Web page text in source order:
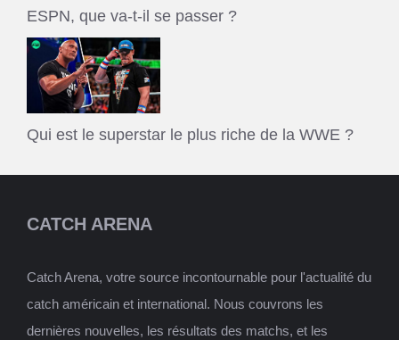
ESPN, que va-t-il se passer ?
Qui est le superstar le plus riche de la WWE ?
CATCH ARENA
Catch Arena, votre source incontournable pour l'actualité du
catch américain et international. Nous couvrons les
dernières nouvelles, les résultats des matchs, et les